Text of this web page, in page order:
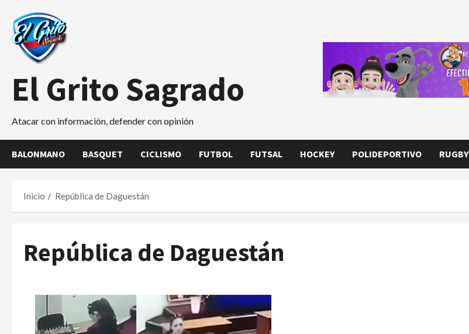
contenido
El Grito Sagrado
Atacar con información, defender con opinión
BALONMANO BASQUET CICLISMO FUTBOL FUTSAL HOCKEY POLIDEPORTIVO RUGBY
Inicio República de Daguestán
República de Daguestán